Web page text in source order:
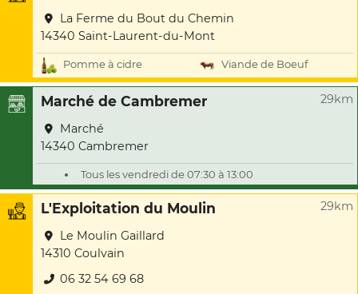
La Ferme du Bout du Chemin
14340 Saint-Laurent-du-Mont
Pomme à cidre Viande de Boeuf
Marché de Cambremer 29km
Marché
14340 Cambremer
Tous les vendredi de 07:30 à 13:00
L'Exploitation du Moulin 29km
Le Moulin Gaillard
14310 Coulvain
06 32 54 69 68